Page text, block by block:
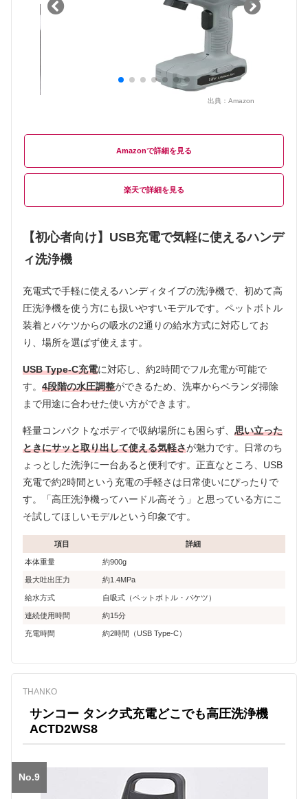
出典： Amazon
Amazon
楽天
【初心者向け】USB充電で気軽に使えるハンデ
ィ洗浄機
充電式で手軽に使えるハンディタイプの洗浄機で、初めて高
圧洗浄機を使う方にも扱いやすいモデルです。ペットボトル
装着とバケツからの吸水の2通りの給水方式に対応してお
り、場所を選ばず使えます。
USB Type-C充電に対応し、約2時間でフル充電が可能で
す。 4段階の水圧調整ができるため、洗車からベランダ掃除
まで用途に合わせた使い方ができます。
軽量コンパクトなボディで収納場所にも困らず、 思い立った
ときにサッと取り出して使える気軽さが魅力です。日常のち
ょっとした洗浄に一台あると便利です。正直なところ、USB
充電で約2時間という充電の手軽さは日常使いにぴったりで
す。「高圧洗浄機ってハードル高そう」と思っている方にこ
そ試してほしいモデルという印象です。
項目 詳細
本体重量 約900g
最大吐出圧力 約1.4MPa
給水方式 自吸式（ペットボトル・バケツ）
連続使用時間 約15分
充電時間 約2時間（USB Type-C）
THANKO
サンコー タンク式充電どこでも高圧洗浄機
ACTD2WS8
No.9